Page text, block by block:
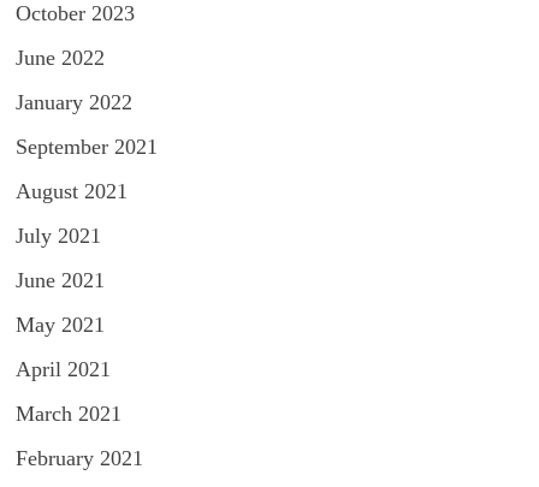
October 2023
June 2022
January 2022
September 2021
August 2021
July 2021
June 2021
May 2021
April 2021
March 2021
February 2021